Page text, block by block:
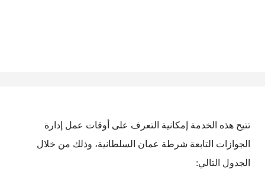
تتيح هذه الخدمة إمكانية التعرف على أوقات عمل إدارة
الجوازات التابعة شرطة عمان السلطانية، وذلك من خلال
الجدول التالي: